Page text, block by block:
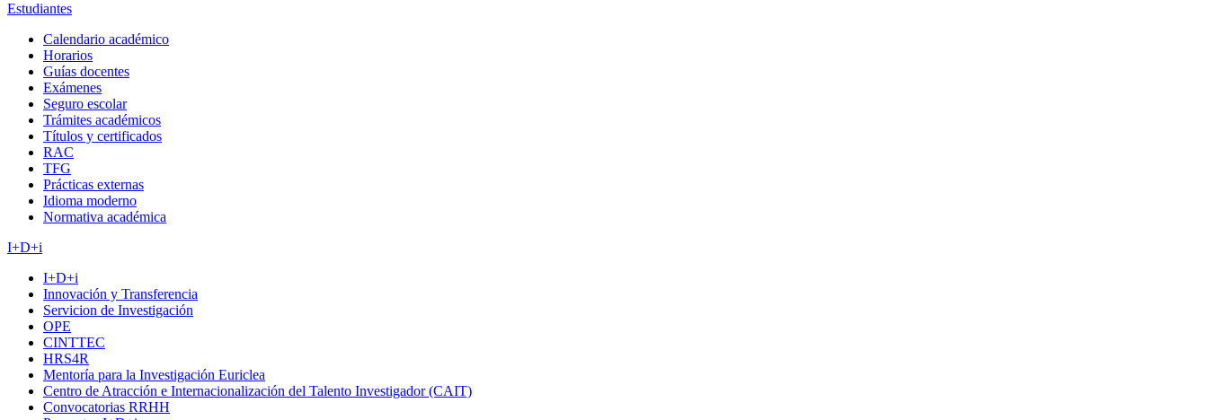
Estudiantes
Calendario académico
Horarios
Guías docentes
Exámenes
Seguro escolar
Trámites académicos
Títulos y certificados
RAC
TFG
Prácticas externas
Idioma moderno
Normativa académica
I+D+i
I+D+i
Innovación y Transferencia
Servicion de Investigación
OPE
CINTTEC
HRS4R
Mentoría para la Investigación Euriclea
Centro de Atracción e Internacionalización del Talento Investigador (CAIT)
Convocatorias RRHH